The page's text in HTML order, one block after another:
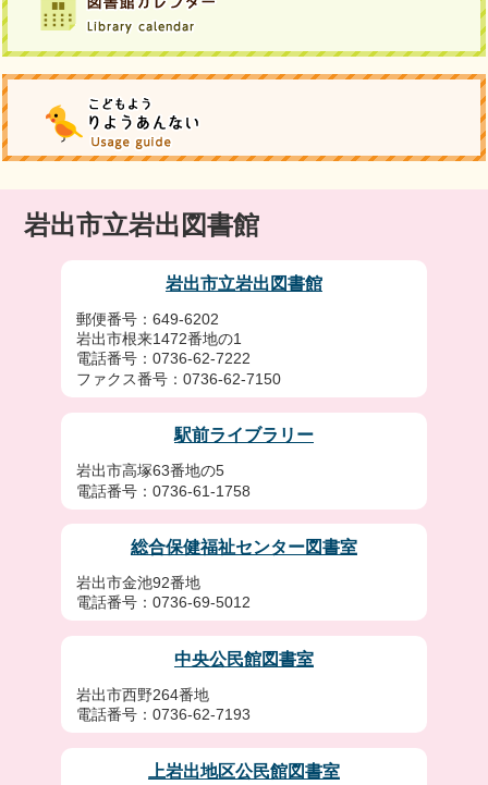
岩出市立岩出図書館
岩出市立岩出図書館
郵便番号：649-6202
岩出市根来1472番地の1
電話番号：0736-62-7222
ファクス番号：0736-62-7150
駅前ライブラリー
岩出市高塚63番地の5
電話番号：0736-61-1758
総合保健福祉センター図書室
岩出市金池92番地
電話番号：0736-69-5012
中央公民館図書室
岩出市西野264番地
電話番号：0736-62-7193
上岩出地区公民館図書室